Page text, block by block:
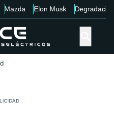
Mazda Elon Musk Degradación